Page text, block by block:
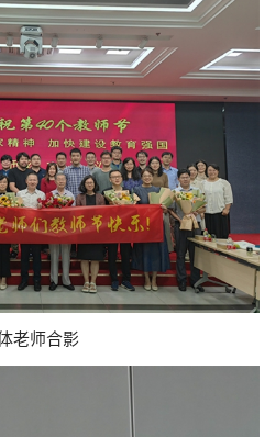
老师合影